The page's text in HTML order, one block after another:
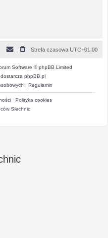
Strefa czasowa UTC+01:00
Software © phpBB Limited
phpBB.pl
| Regulamin
· Polityka cookies
Siechnic